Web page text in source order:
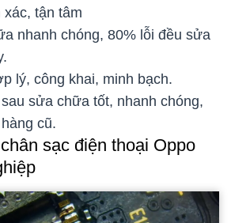
tận tâm
nhanh chóng, 80% lỗi đều sửa
lý, công khai, minh bạch.
sửa chữa tốt, nhanh chóng,
cũ.
sạc điện thoại Oppo